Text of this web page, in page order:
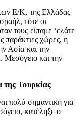
Ε/Κ, της Ελλάδας
τότε οι
τους είπαμε ‘ελάτε
παράκτιες χώρες, η
Ασία και την
Μεσόγειο και την
της Τουρκίας
πολύ σημαντική για
κατέληξε ο